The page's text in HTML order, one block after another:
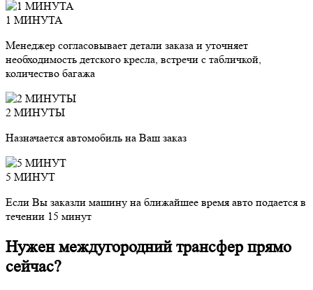
1 МИНУТА
Менеджер согласовывает детали заказа и уточняет
необходимость детского кресла, встречи с табличкой,
количество багажа
2 МИНУТЫ
Назначается автомобиль на Ваш заказ
5 МИНУТ
Если Вы заказли машину на ближайшее время авто подается в
течении 15 минут
Нужен междугородний трансфер прямо
сейчас?